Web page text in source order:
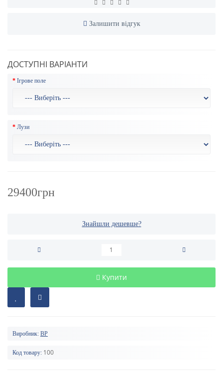
Залишити відгук
ДОСТУПНІ ВАРІАНТИ
Ігрове поле
Лузи
29400грн
Знайшли дешевше?
Купити
Виробник: BP
Код товару: 100